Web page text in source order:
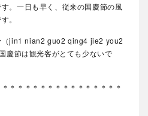
。 一日も早く、従来の国慶節の風
。
（jin1 nian2 guo2 qing4 jie2 you2
慶節は観光客がとても少ないで
＊＊＊＊＊＊＊＊＊＊＊＊＊＊＊